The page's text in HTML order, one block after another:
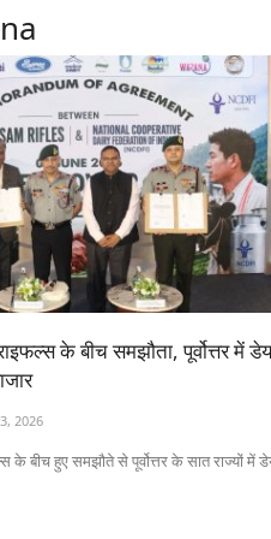
के बीच समझौता, पूर्वोत्तर में
2026
बीच हुए समझौते से पूर्वोत्तर के सात राज्यों में